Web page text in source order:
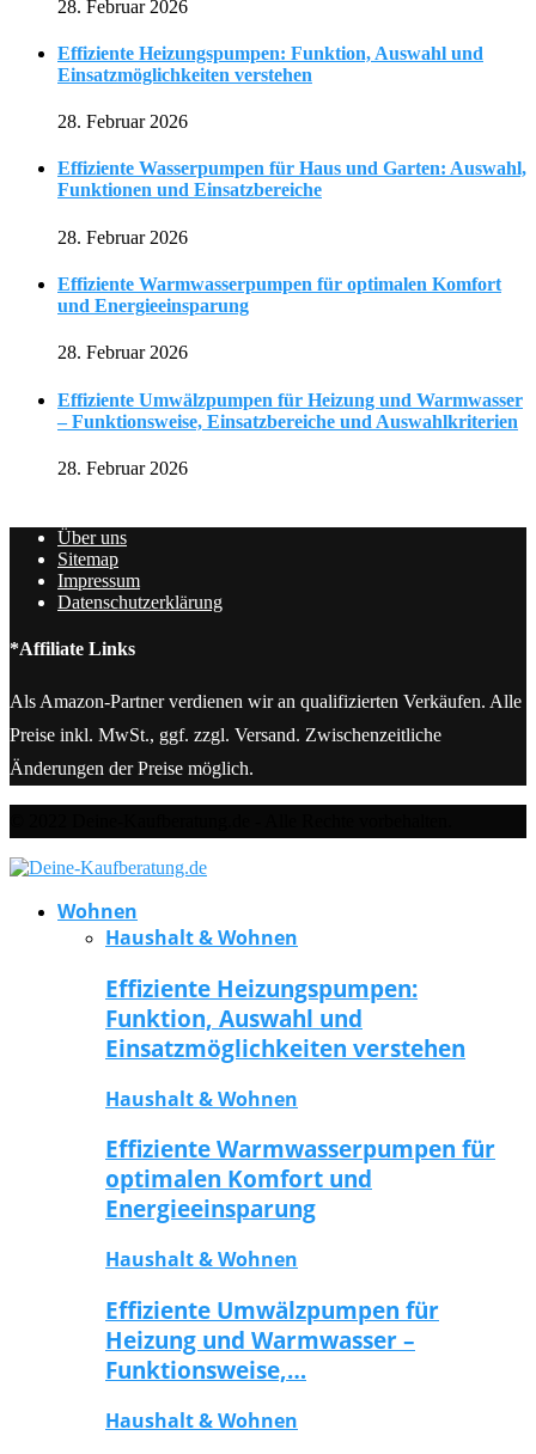
28. Februar 2026
Effiziente Heizungspumpen: Funktion, Auswahl und
Einsatzmöglichkeiten verstehen
28. Februar 2026
Effiziente Wasserpumpen für Haus und Garten: Auswahl,
Funktionen und Einsatzbereiche
28. Februar 2026
Effiziente Warmwasserpumpen für optimalen Komfort
und Energieeinsparung
28. Februar 2026
Effiziente Umwälzpumpen für Heizung und Warmwasser
– Funktionsweise, Einsatzbereiche und Auswahlkriterien
28. Februar 2026
Über uns
Sitemap
Impressum
Datenschutzerklärung
*Affiliate Links
Als Amazon-Partner verdienen wir an qualifizierten Verkäufen. Alle
Preise inkl. MwSt., ggf. zzgl. Versand. Zwischenzeitliche
Änderungen der Preise möglich.
Wohnen
Haushalt & Wohnen
Effiziente Heizungspumpen:
Funktion, Auswahl und
Einsatzmöglichkeiten verstehen
Haushalt & Wohnen
Effiziente Warmwasserpumpen für
optimalen Komfort und
Energieeinsparung
Haushalt & Wohnen
Effiziente Umwälzpumpen für
Heizung und Warmwasser –
Funktionsweise,…
Haushalt & Wohnen